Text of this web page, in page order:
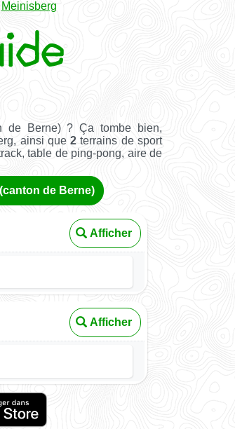
Meinisberg
de Berne) ? Ça tombe bien,
ainsi que2 terrains de sport
table de ping-pong, aire de
de Berne)
Afficher
Afficher